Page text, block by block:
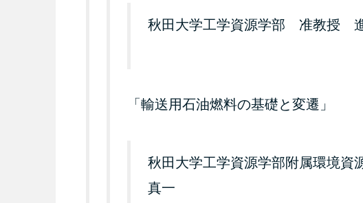
秋田大学工学資源学部 准教授
「輸送用石油燃料の基礎と変遷」
秋田大学工学資源学部附属環境
真一